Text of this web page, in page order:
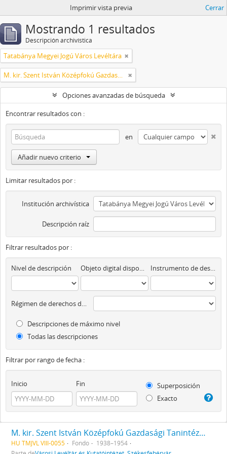
Imprimir vista previa Cerrar
Mostrando 1 resultados
Descripción archivística
Tatabánya Megyei Jogú Város Levéltára
M. kir. Szent István Középfokú Gazdasági Tanintézet és Mezőgazdasági Szaktanácsadó Állomás
Opciones avanzadas de búsqueda
Encontrar resultados con :
en
Añadir nuevo criterio
Limitar resultados por :
Institución archivística
Descripción raíz
Filtrar resultados por :
Nivel de descripción Objeto digital disponibles Instrumento de descripción
Régimen de derechos de autor
Descripciones de máximo nivel
Todas las descripciones
Filtrar por rango de fecha :
Inicio Fin
Superposición
Exacto
M. kir. Szent István Középfokú Gazdasági Tanintézet és Mezőgazdasági Szaktanácsadó Állomás iratai
HU TMJVL VIII-0055 Fondo
1938–1954